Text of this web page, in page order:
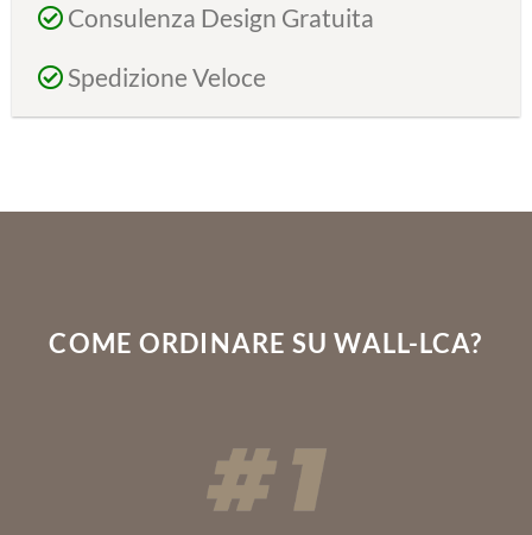
Consulenza Design Gratuita
Spedizione Veloce
COME ORDINARE SU WALL-LCA?